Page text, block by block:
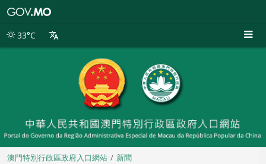
別
33°C
澳門特別行政區政府入口網站
新聞